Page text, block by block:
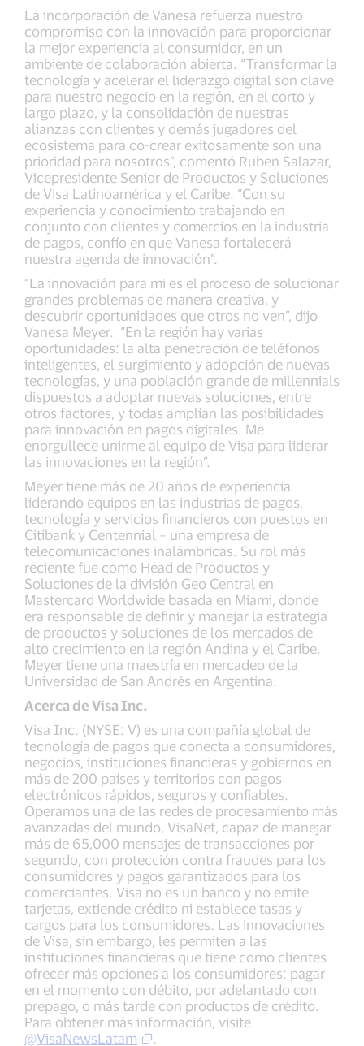
La incorporación de Vanesa refuerza nuestro
compromiso con la innovación para proporcionar
la mejor experiencia al consumidor, en un
ambiente de colaboración abierta. “Transformar la
tecnología y acelerar el liderazgo digital son clave
para nuestro negocio en la región, en el corto y
largo plazo, y la consolidación de nuestras
alianzas con clientes y demás jugadores del
ecosistema para co-crear exitosamente son una
prioridad para nosotros”, comentó Ruben Salazar,
Vicepresidente Senior de Productos y Soluciones
de Visa Latinoamérica y el Caribe. “Con su
experiencia y conocimiento trabajando en
conjunto con clientes y comercios en la industria
de pagos, confío en que Vanesa fortalecerá
nuestra agenda de innovación”.
“La innovación para mi es el proceso de solucionar
grandes problemas de manera creativa, y
descubrir oportunidades que otros no ven”, dijo
Vanesa Meyer. “En la región hay varias
oportunidades: la alta penetración de teléfonos
inteligentes, el surgimiento y adopción de nuevas
tecnologías, y una población grande de millennials
dispuestos a adoptar nuevas soluciones, entre
otros factores, y todas amplían las posibilidades
para innovación en pagos digitales. Me
enorgullece unirme al equipo de Visa para liderar
las innovaciones en la región”.
Meyer tiene más de 20 años de experiencia
liderando equipos en las industrias de pagos,
tecnología y servicios financieros con puestos en
Citibank y Centennial – una empresa de
telecomunicaciones inalámbricas. Su rol más
reciente fue como Head de Productos y
Soluciones de la división Geo Central en
Mastercard Worldwide basada en Miami, donde
era responsable de definir y manejar la estrategia
de productos y soluciones de los mercados de
alto crecimiento en la región Andina y el Caribe.
Meyer tiene una maestría en mercadeo de la
Universidad de San Andrés en Argentina.
Acerca de Visa Inc.
Visa Inc. (NYSE: V) es una compañía global de
tecnología de pagos que conecta a consumidores,
negocios, instituciones financieras y gobiernos en
más de 200 países y territorios con pagos
electrónicos rápidos, seguros y confiables.
Operamos una de las redes de procesamiento más
avanzadas del mundo, VisaNet, capaz de manejar
más de 65,000 mensajes de transacciones por
segundo, con protección contra fraudes para los
consumidores y pagos garantizados para los
comerciantes. Visa no es un banco y no emite
tarjetas, extiende crédito ni establece tasas y
cargos para los consumidores. Las innovaciones
de Visa, sin embargo, les permiten a las
instituciones financieras que tiene como clientes
ofrecer más opciones a los consumidores: pagar
en el momento con débito, por adelantado con
prepago, o más tarde con productos de crédito.
Para obtener más información, visite
@VisaNewsLatam
.